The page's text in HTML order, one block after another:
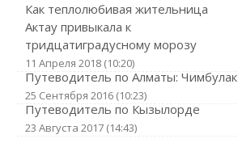
Как теплолюбивая жительница
Актау привыкала к
тридцатиградусному морозу
11 Апреля 2018 (10:20)
Путеводитель по Алматы: Чимбулак
25 Сентября 2016 (10:23)
Путеводитель по Кызылорде
23 Августа 2017 (14:43)